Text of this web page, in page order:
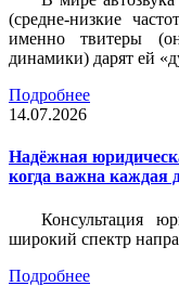
(средне-низкие
именно твитеры
динамики) дарят ей
Подробнее
14.07.2026
Надёжная
когда важна каждая
Консультация
широкий спектр
Подробнее